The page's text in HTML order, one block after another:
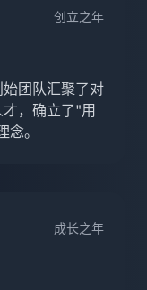
创立之年
团队汇聚了对
，确立了"用
。
成长之年